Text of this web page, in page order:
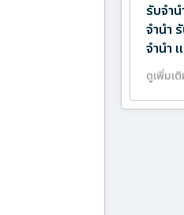
รับจำ
จำนำ
จำนำ
ดูเพิ่มเ